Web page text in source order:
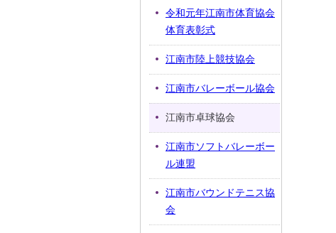
令和元年江南市体育協会
体育表彰式
江南市陸上競技協会
江南市バレーボール協会
江南市卓球協会
江南市ソフトバレーボー
ル連盟
江南市バウンドテニス協
会